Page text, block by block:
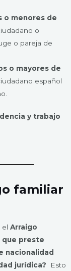
o menores de
o
o pareja de
o mayores de
español
y trabajo
familiar
el Arraigo
que preste
nacionalidad
jurídica? Esto